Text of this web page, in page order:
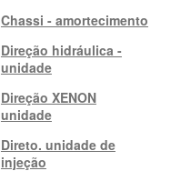
Chassi - amortecimento
Direção hidráulica -
unidade
Direção XENON
unidade
Direto. unidade de
injeção